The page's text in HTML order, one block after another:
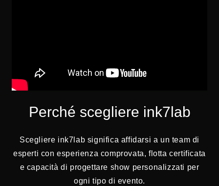
Perché scegliere ink7lab
Scegliere ink7lab significa affidarsi a un team di
esperti con esperienza comprovata, flotta certificata
e capacità di progettare show personalizzati per
ogni tipo di evento.